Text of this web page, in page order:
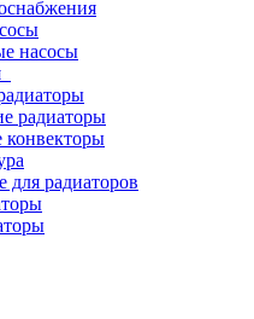
насосы
радиаторы
радиаторов